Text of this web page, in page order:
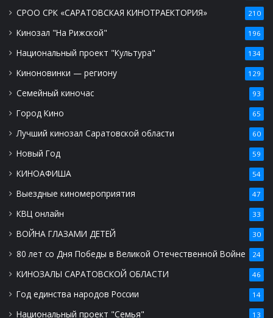
СРОО СРК «САРАТОВСКАЯ КИНОТРАЕКТОРИЯ» 210
Кинозал "На Рижской" 196
Национальный проект "Культура" 134
Киноновинки — региону 129
Семейный киночас 93
Город Кино 65
Лучший кинозал Саратовской области 60
Новый Год 59
КИНОАФИША 54
Выездные киномероприятия 47
КВЦ онлайн 33
ВОЙНА ГЛАЗАМИ ДЕТЕЙ 30
80 лет со Дня Победы в Великой Отечественной Войне 24
КИНОЗАЛЫ САРАТОВСКОЙ ОБЛАСТИ 46
Год единства народов России 14
Национальный проект "Семья" 13